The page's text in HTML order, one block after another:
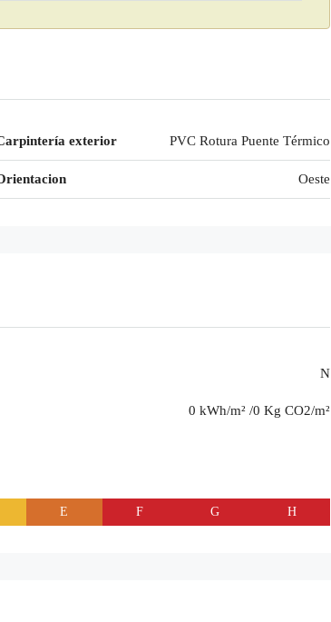
exterior PVC Rotura Puente Térmico
Oeste
N
0 kWh/m² /0 Kg CO2/m²
E F G H